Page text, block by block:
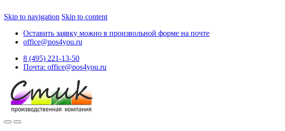
Skip to navigation Skip to content
Оставить заявку можно в произвольной форме на почте
office@pos4you.ru
8 (495) 221-13-50
Почта: office@pos4you.ru